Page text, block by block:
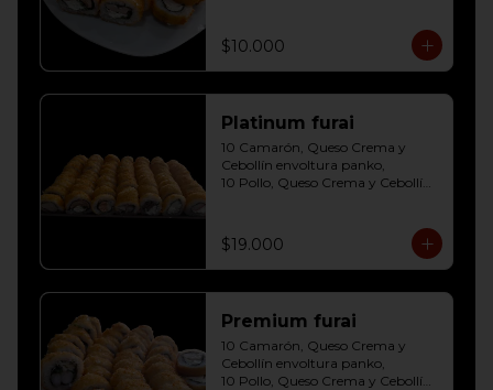
envoltura panko
$10.000
Platinum furai
10 Camarón, Queso Crema y
Cebollín envoltura panko,
10 Pollo, Queso Crema y Cebollín
Cebollín envoltura panko,
10 Salmon, Queso Crema y
Cebollín envoltura panko,
10 Carne, Queso Crema y Cebollín
10 Palmito, Queso Crema y
Cebollín envoltura panko,
10 Kanikama, Queso Crema y
Cebollín envoltura panko
$19.000
Premium furai
10 Camarón, Queso Crema y
Cebollín envoltura panko,
10 Pollo, Queso Crema y Cebollín